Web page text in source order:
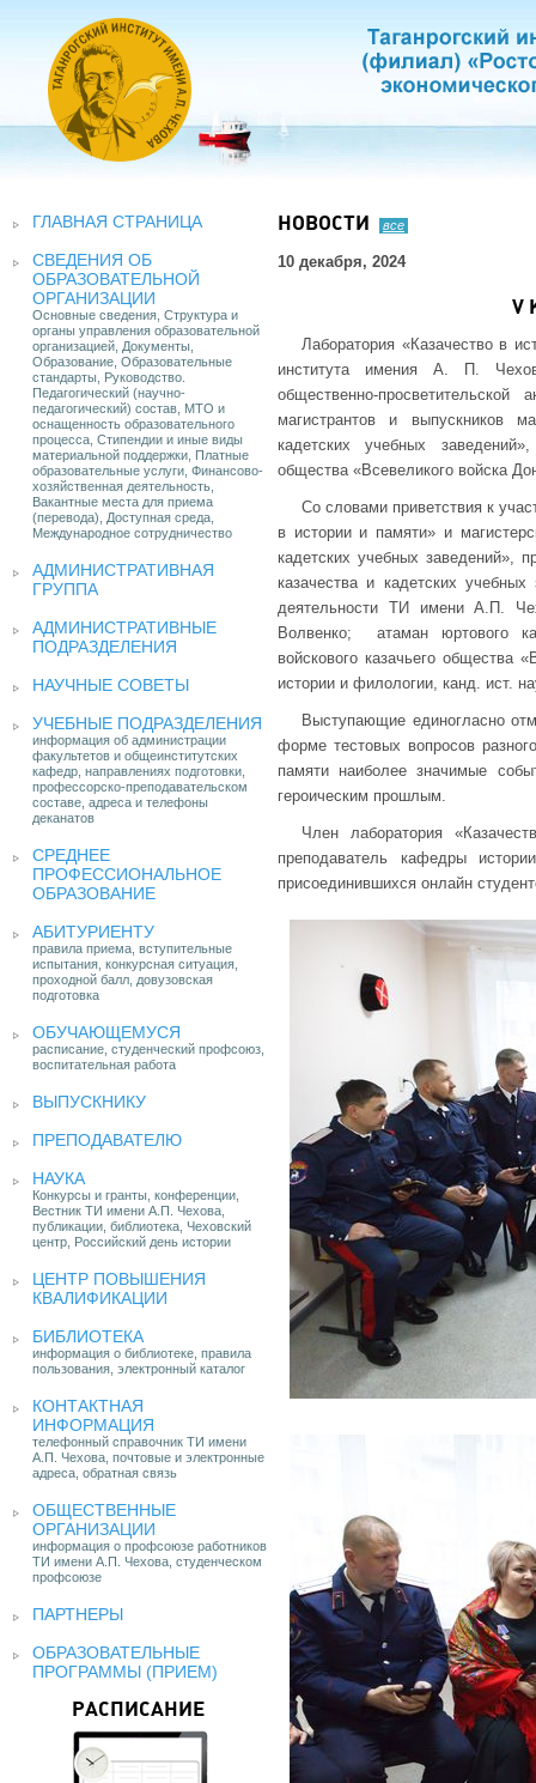
ГЛАВНАЯ СТРАНИЦА
СВЕДЕНИЯ ОБ
ОБРАЗОВАТЕЛЬНОЙ
ОРГАНИЗАЦИИ
Основные сведения, Структура и
органы управления образовательной
организацией, Документы,
Образование, Образовательные
стандарты, Руководство.
Педагогический (научно-
педагогический) состав, МТО и
оснащенность образовательного
процесса, Стипендии и иные виды
материальной поддержки, Платные
образовательные услуги, Финансово-
хозяйственная деятельность,
Вакантные места для приема
(перевода), Доступная среда,
Международное сотрудничество
АДМИНИСТРАТИВНАЯ
ГРУППА
АДМИНИСТРАТИВНЫЕ
ПОДРАЗДЕЛЕНИЯ
НАУЧНЫЕ СОВЕТЫ
УЧЕБНЫЕ ПОДРАЗДЕЛЕНИЯ
информация об администрации
факультетов и общеинститутских
кафедр, направлениях подготовки,
профессорско-преподавательском
составе, адреса и телефоны
деканатов
СРЕДНЕЕ
ПРОФЕССИОНАЛЬНОЕ
ОБРАЗОВАНИЕ
АБИТУРИЕНТУ
правила приема, вступительные
испытания, конкурсная ситуация,
проходной балл, довузовская
подготовка
ОБУЧАЮЩЕМУСЯ
расписание, студенческий профсоюз,
воспитательная работа
ВЫПУСКНИКУ
ПРЕПОДАВАТЕЛЮ
НАУКА
Конкурсы и гранты, конференции,
Вестник ТИ имени А.П. Чехова,
публикации, библиотека, Чеховский
центр, Российский день истории
ЦЕНТР ПОВЫШЕНИЯ
КВАЛИФИКАЦИИ
БИБЛИОТЕКА
информация о библиотеке, правила
пользования, электронный каталог
КОНТАКТНАЯ
ИНФОРМАЦИЯ
телефонный справочник ТИ имени
А.П. Чехова, почтовые и электронные
адреса, обратная связь
ОБЩЕСТВЕННЫЕ
ОРГАНИЗАЦИИ
информация о профсоюзе работников
ТИ имени А.П. Чехова, студенческом
профсоюзе
ПАРТНЕРЫ
ОБРАЗОВАТЕЛЬНЫЕ
ПРОГРАММЫ (ПРИЕМ)
РАСПИСАНИЕ
НОВОСТИ все
10 декабря, 2024
V
Лаборатория «Казачество в
института имения А. П.
общественно-
магистрантов и выпускников
кадетских учебных заведений»,
общества «Всевеликого войска
Со словами приветствия к
в истории и памяти» и
кадетских учебных заведений»,
казачества и кадетских
деятельности ТИ имени А.П.
Волвенко; атаман юртового
войскового казачьего общества
истории и филологии, канд. ист.
Выступающие единогласно
форме тестовых вопросов
памяти наиболее значимые
героическим прошлым.
Член лаборатория
преподаватель кафедры
присоединившихся онлайн